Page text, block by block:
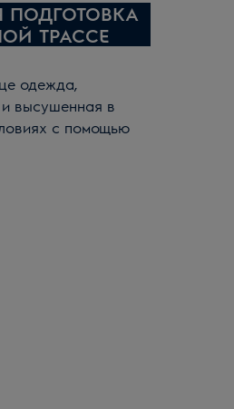
ПОДГОТОВКА
ТРАССЕ
одежда,
высушенная в
с помощью